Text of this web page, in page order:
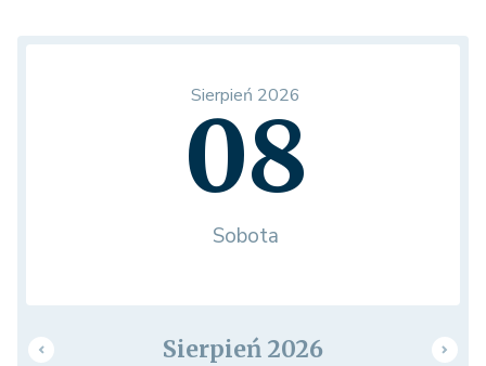
Sierpień 2026
08
Sobota
Sierpień 2026